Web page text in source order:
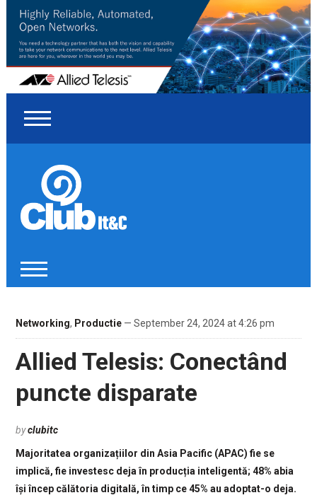
Networking, Productie— September 24, 2024 at 4:26 pm
Allied Telesis: Conectând
puncte disparate
byclubitc
Majoritatea organizațiilor din Asia Pacific (APAC) fie se
implică, fie investesc deja în producția inteligentă; 48% abia
își încep călătoria digitală, în timp ce 45% au adoptat-o deja.